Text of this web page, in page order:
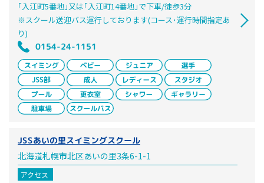
｢入江町5番地｣又は｢入江町14番地｣で下車/徒歩3分
※スクール送迎バス運行しております(コース･運行時間指定あ
り)
0154-24-1151
JSSあいの里スイミングスクール
北海道札幌市北区あいの里3条6-1-1
アクセス